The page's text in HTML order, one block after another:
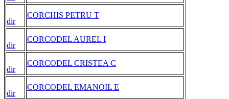
dir
CORCHIS PETRU T
dir
CORCODEL AUREL I
dir
CORCODEL CRISTEA C
dir
CORCODEL EMANOIL E